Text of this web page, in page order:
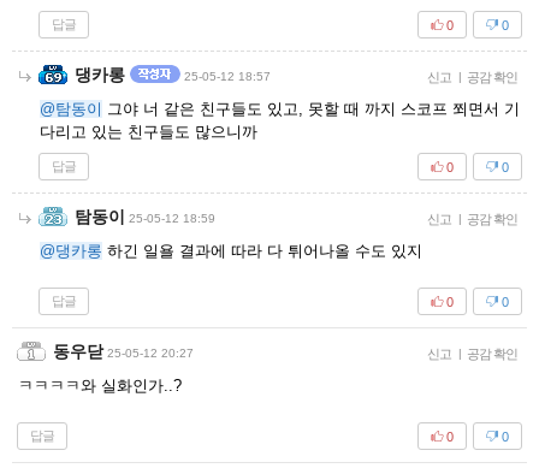
답글 0
0
댕카롱 25-05-12 18:57 신고 | 공감 확인
@탐동이 그야 너 같은 친구들도 있고, 못할 때 까지 스코프 쬐면서 기
다리고 있는 친구들도 많으니까
답글 0
0
탐동이 25-05-12 18:59 신고 | 공감 확인
@댕카롱 하긴 일욜 결과에 따라 다 튀어나올 수도 있지
답글 0
0
동우닫 25-05-12 20:27 신고 | 공감 확인
ㅋㅋㅋㅋ와 실화인가..?
답글 0
0